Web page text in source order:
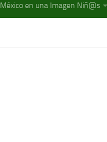
México en una Imagen Niñ@s